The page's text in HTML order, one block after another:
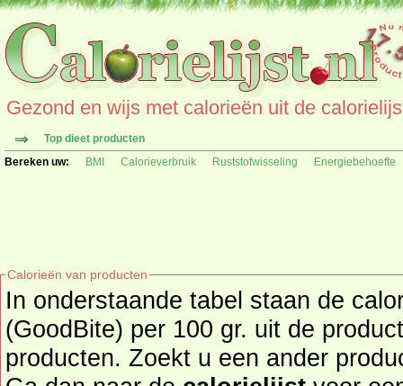
Gezond en wijs met calorieën uit de
Top dieet producten
Bereken uw:
BMI Calorieverbruik Ruststofwisseling Energiebehoefte
Calorieën van producten
In onderstaande tabel staan de
(GoodBite) per 100 gr. uit de
producten. Zoekt u een ander product en de calorieën daarvan?